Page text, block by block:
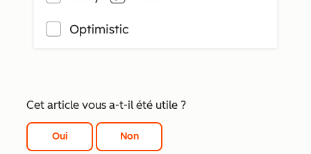
Cet article vous a-t-il été utile ?
Oui Non